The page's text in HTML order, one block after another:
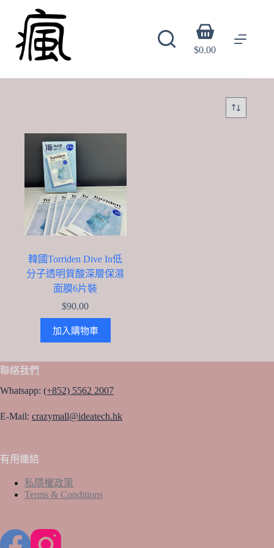
content
Shopping
cart
$0.00
韓國Torriden Dive In低
分子透明質酸深層保濕
面膜6片裝
$90.00
加入購物車
聯絡我們
Whatsapp: (+852) 5562 2007
E-Mail: crazymall@ideatech.hk
有用連結
私隱權政策
Terms & Conditions